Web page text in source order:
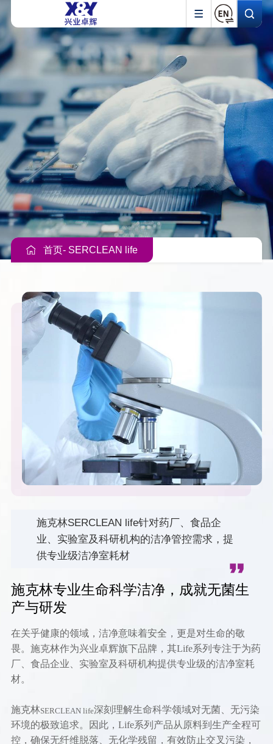
首页- SERCLEAN life
施克林SERCLEAN life针对药厂、食品企
业、实验室及科研机构的洁净管控需求，提
供专业级洁净室耗材
施克林专业生命科学洁净，成就无菌生
产与研发
在关乎健康的领域，洁净意味着安全，更是对生命的敬
畏。施克林作为兴业卓辉旗下品牌，其Life系列专注于为药
厂、食品企业、实验室及科研机构提供专业级的洁净室耗
材。
施克林SERCLEAN life深刻理解生命科学领域对无菌、无污染
环境的极致追求。因此，Life系列产品从原料到生产全程可
控，确保无纤维脱落、无化学残留，有效防止交叉污染，